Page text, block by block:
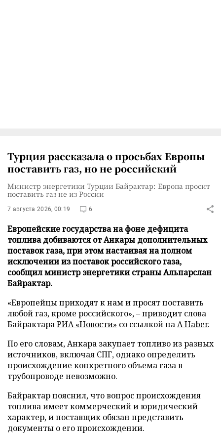
Турция рассказала о просьбах Европы
поставить газ, но не российский
Министр энергетики Турции Байрактар: Европа просит
поставить газ не из России
7 августа 2026, 00:19 6
Европейские государства на фоне дефицита
топлива добиваются от Анкары дополнительных
поставок газа, при этом настаивая на полном
исключении из поставок российского газа,
сообщил министр энергетики страны Альпарслан
Байрактар.
«Европейцы приходят к нам и просят поставить
любой газ, кроме российского», – приводит слова
БайрактараРИА «Новости» со ссылкой наA Haber.
По его словам, Анкара закупает топливо из разных
источников, включая СПГ, однако определить
происхождение конкретного объема газа в
трубопроводе невозможно.
Байрактар пояснил, что вопрос происхождения
топлива имеет коммерческий и юридический
характер, и поставщик обязан представить
документы о его происхождении.